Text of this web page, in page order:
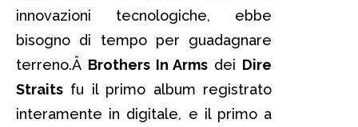
innovazioni tecnologiche, ebbe
bisogno di tempo per guadagnare
terreno.Â Brothers In Arms dei Dire
Straits fu il primo album registrato
interamente in digitale, e il primo a